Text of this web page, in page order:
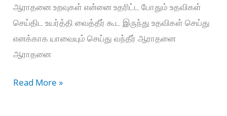
ஆராதனை உறவுகள் என்னை உதரிட்ட போதும் உதவிகள்
செய்திட உயர்த்தி வைத்தீர் கூட இருந்து உதவிகள் செய்து
எனக்காக யாவையும் செய்து வந்தீர் ஆராதனை
ஆராதனை
தாயின்
Read More »